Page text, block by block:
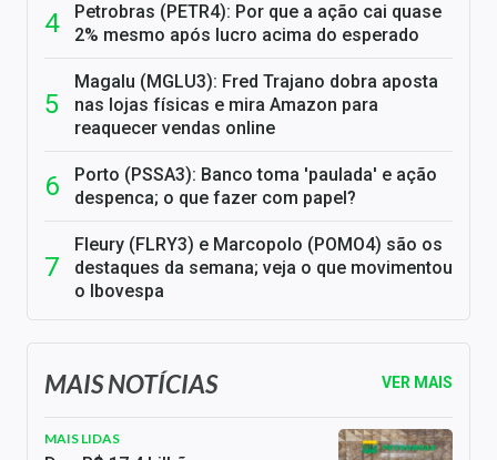
Petrobras (PETR4): Por que a ação cai quase
2% mesmo após lucro acima do esperado
Magalu (MGLU3): Fred Trajano dobra aposta
nas lojas físicas e mira Amazon para
reaquecer vendas online
Porto (PSSA3): Banco toma 'paulada' e ação
despenca; o que fazer com papel?
Fleury (FLRY3) e Marcopolo (POMO4) são os
destaques da semana; veja o que movimentou
o Ibovespa
MAIS NOTÍCIAS VER MAIS
MAIS LIDAS